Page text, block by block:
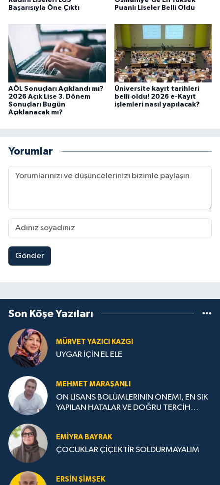
Başarısıyla Öne Çıktı
Puanlı Liseler Belli Oldu
AÖL Sonuçları Açıklandı mı?
2026 Açık Lise 3. Dönem
Sonuçları Bugün
Açıklanacak mı?
Üniversite kayıt tarihleri
belli oldu! 2026 e-Kayıt
işlemleri nasıl yapılacak?
Yorumlar
Gönder
Son Köşe Yazıları
MÜRVET YAZICI KAZGI
UYGAR İÇİN EL ELE
MEHMET MARAŞANLI
ÖN LİSANS BÖLÜMLERİNİN ÖNEMİ, EN SIK
YAPILAN HATALAR VE DOĞRU TERCİH
EMIYRA BAYRAK
ÇOCUKLAR ÇİÇEKTİR SOLDURMAYALIM
ERSIN ŞIMŞEK